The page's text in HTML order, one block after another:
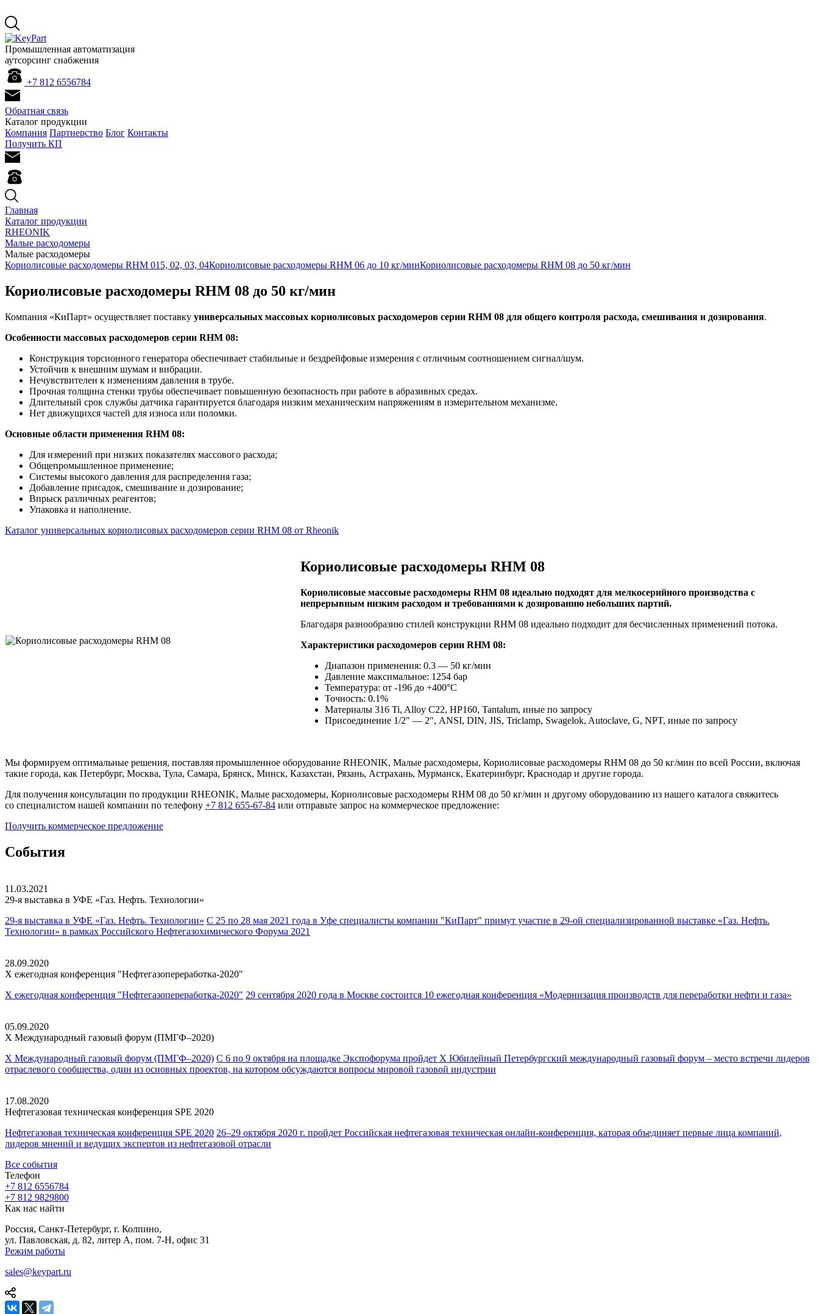
Промышленная автоматизация
аутсорсинг снабжения
+7 812 6556784
Обратная связь
Каталог продукции
Компания Партнерство Блог Контакты
Получить КП
Главная
Каталог продукции
RHEONIK
Малые расходомеры
Малые расходомеры
Кориолисовые расходомеры RHM 015, 02, 03, 04Кориолисовые расходомеры RHM 06 до 10 кг/минКориолисовые расходомеры RHM 08 до 50 кг/мин
Кориолисовые расходомеры RHM 08 до 50 кг/мин
Компания «КиПарт» осуществляет поставку универсальных массовых кориолисовых расходомеров серии RHM 08 для общего контроля расхода, смешивания и дозирования.
Особенности массовых расходомеров серии RHM 08:
Конструкция торсионного генератора обеспечивает стабильные и бездрейфовые измерения с отличным соотношением сигнал/шум.
Устойчив к внешним шумам и вибрации.
Нечувствителен к изменениям давления в трубе.
Прочная толщина стенки трубы обеспечивает повышенную безопасность при работе в абразивных средах.
Длительный срок службы датчика гарантируется благодаря низким механическим напряжениям в измерительном механизме.
Нет движущихся частей для износа или поломки.
Основные области применения RHM 08:
Для измерений при низких показателях массового расхода;
Общепромышленное применение;
Системы высокого давления для распределения газа;
Добавление присадок, смешивание и дозирование;
Впрыск различных реагентов;
Упаковка и наполнение.
Каталог универсальных кориолисовых расходомеров серии RHM 08 от Rheonik
Кориолисовые расходомеры RHM 08
Кориолисовые массовые расходомеры RHM 08 идеально подходят для мелкосерийного производства с
непрерывным низким расходом и требованиями к дозированию небольших партий.
Благодаря разнообразию стилей конструкции RHM 08 идеально подходит для бесчисленных применений потока.
Характеристики расходомеров серии RHM 08:
Диапазон применения: 0.3 — 50 кг/мин
Давление максимальное: 1254 бар
Температура: от -196 до +400°C
Точность: 0.1%
Материалы 316 Ti, Alloy C22, HP160, Tantalum, иные по запросу
Присоединение 1/2″ — 2″, ANSI, DIN, JIS, Triclamp, Swagelok, Autoclave, G, NPT, иные по запросу
Мы формируем оптимальные решения, поставляя промышленное оборудование RHEONIK, Малые расходомеры, Кориолисовые расходомеры RHM 08 до 50 кг/мин по всей России, включая
такие города, как Петербург, Москва, Тула, Самара, Брянск, Минск, Казахстан, Рязань, Астрахань, Мурманск, Екатеринбург, Краснодар и другие города.
Для получения консультации по продукции RHEONIK, Малые расходомеры, Кориолисовые расходомеры RHM 08 до 50 кг/мин и другому оборудованию из нашего каталога свяжитесь
со специалистом нашей компании по телефону +7 812 655-67-84 или отправьте запрос на коммерческое предложение:
Получить коммерческое предложение
События
11.03.2021
29-я выставка в УФЕ «Газ. Нефть. Технологии»
29-я выставка в УФЕ «Газ. Нефть. Технологии» С 25 по 28 мая 2021 года в Уфе cпециалисты компании "КиПарт" примут участие в 29-ой специализированной выставке «Газ. Нефть.
Технологии» в рамках Российского Нефтегазохимического Форума 2021
28.09.2020
X ежегодная конференция "Нефтегазопереработка-2020"
X ежегодная конференция "Нефтегазопереработка-2020" 29 сентября 2020 года в Москве состоится 10 ежегодная конференция «Модернизация производств для переработки нефти и газа»
05.09.2020
X Международный газовый форум (ПМГФ–2020)
X Международный газовый форум (ПМГФ–2020) С 6 по 9 октября на площадке Экспофорума пройдет Х Юбилейный Петербургский международный газовый форум – место встречи лидеров
отраслевого сообщества, один из основных проектов, на котором обсуждаются вопросы мировой газовой индустрии
17.08.2020
Нефтегазовая техническая конференция SPE 2020
Нефтегазовая техническая конференция SPE 2020 26–29 октября 2020 г. пройдет Российская нефтегазовая техническая онлайн-конференция, каторая объединяет первые лица компаний,
лидеров мнений и ведущих экспертов из нефтегазовой отрасли
Все события
Телефон
+7 812 6556784
+7 812 9829800
Как нас найти
Россия, Санкт-Петербург, г. Колпино,
ул. Павловская, д. 82, литер А, пом. 7-Н, офис 31
Режим работы
sales@keypart.ru